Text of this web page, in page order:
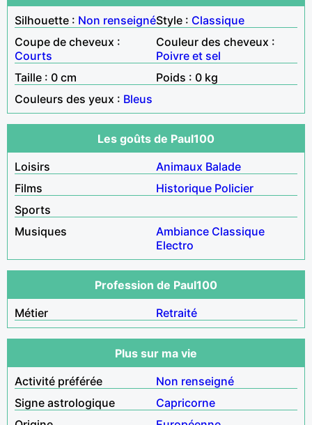
Silhouette : Non renseignéStyle : Classique
Coupe de cheveux :
Courts
Couleur des cheveux :
Poivre et sel
Taille : 0 cm
Poids : 0 kg
Couleurs des yeux : Bleus
Les goûts de Paul100
Loisirs
Animaux Balade
Films
Historique Policier
Sports
Musiques
Ambiance Classique
Electro
Profession de Paul100
Métier
Retraité
Plus sur ma vie
Activité préférée
Non renseigné
Signe astrologique
Capricorne